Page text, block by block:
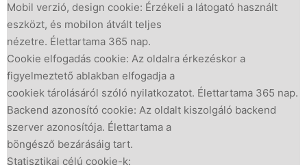
Mobil verzió, design cookie: Érzékeli a látogató használt
eszközt, és mobilon átvált teljes
nézetre. Élettartama 365 nap.
Cookie elfogadás cookie: Az oldalra érkezéskor a
figyelmeztető ablakban elfogadja a
cookiek tárolásáról szóló nyilatkozatot. Élettartama 365 nap.
Backend azonosító cookie: Az oldalt kiszolgáló backend
szerver azonosítója. Élettartama a
böngésző bezárásáig tart.
Statisztikai célú cookie-k: